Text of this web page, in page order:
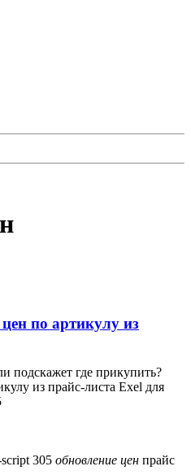
по артикулу из
подскажет где прикупить?
из прайс-листа Exel для
305 обновление цен прайс